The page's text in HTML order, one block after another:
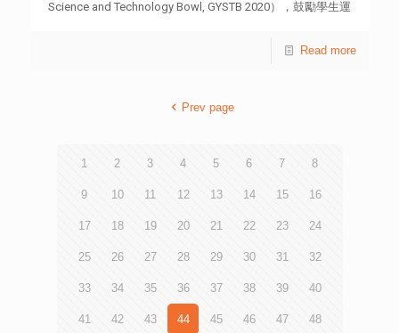
名專家和教育工作者進行訪談，有專家指出，教師培訓能令
學習的發展，未來應注重發展持續評估的模式，包括如何利
情停課為電子學習揭開新的里程碑，而電子學習亦是未來大
時課程及評估制度，特別是新高中課程與電子學習的相容
元素，為持續推行電子學習提供切實措施。 該組成員黃希
具備足夠空間規劃電子教學和接受電子教學培訓，把電子教
局增設資訊科技統籌主任編制，在學校統整的層面加強支
子學習平台加強與學生的互動和溝通，善用平台功能分析學
生學習數據，評估學習成效。另成員李家瑋指出，針對有經
濟困難的學生可能缺乏電子裝備及相應支援，各持分者包括
Science and Technology Bowl, GYSTB 2020），鼓勵學生運
其等22個國家及地區共122支中學生隊伍報名，當中約七成
「世界青年科學及科技碗」冠軍得主。去年曾於「香港學生
出佳績，為港爭光。 所有參賽隊伍由不多於5位、相等於本
物理、工程、生物及化學範疇進行深入研究，或設計創意和
須向由學術界和業界組成的專業評審小組，介紹並展示其研
界青年科學及科技碗 2020」(Global Youth Science and
Technology Bowl, GYSTB 2020) 由香港青年協會創意教育組
創辦，創新科技署為支持機構。比賽旨在為學生提供一個國
Read more
Prev page
1 2 3 4 5 6 7 8
9 10 11 12 13 14 15 16
17 18 19 20 21 22 23 24
25 26 27 28 29 30 31 32
33 34 35 36 37 38 39 40
41 42 43 44 45 46 47 48